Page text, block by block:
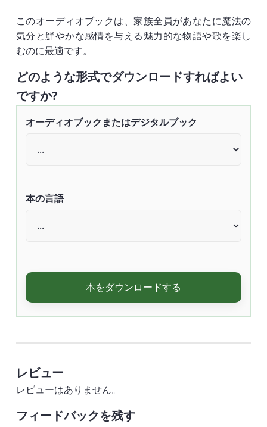
このオーディオブックは、家族全員があなたに魔法の
気分と鮮やかな感情を与える魅力的な物語や歌を楽し
むのに最適です。
どのような形式でダウンロードすればよい
ですか?
オーディオブックまたはデジタルブック
本の言語
本をダウンロードする
レビュー
レビューはありません。
フィードバックを残す